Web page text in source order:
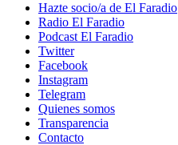
Hazte socio/a de El Faradio
Radio El Faradio
Podcast El Faradio
Twitter
Facebook
Instagram
Telegram
Quienes somos
Transparencia
Contacto